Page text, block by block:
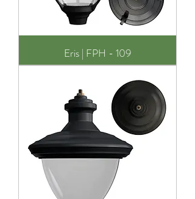
Eris | FPH - 109